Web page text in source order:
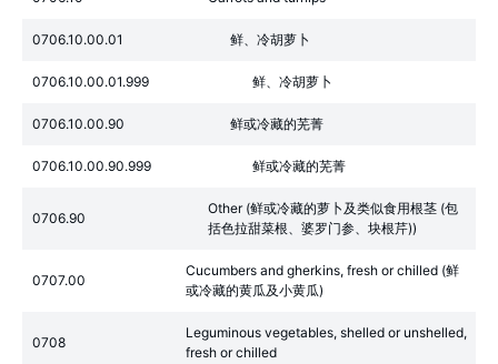
0706.10.00.01 鲜、冷胡萝卜
0706.10.00.01.999 鲜、冷胡萝卜
0706.10.00.90 鲜或冷藏的芜菁
0706.10.00.90.999 鲜或冷藏的芜菁
0706.90
Other (鲜或冷藏的萝卜及类似食用根茎 (包
括色拉甜菜根、婆罗门参、块根芹))
0707.00
Cucumbers and gherkins, fresh or chilled (鲜
或冷藏的黄瓜及小黄瓜)
0708
Leguminous vegetables, shelled or unshelled,
fresh or chilled